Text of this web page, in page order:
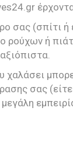
σας (σπίτι ή
ρούχων ή
χαλάσει
σας